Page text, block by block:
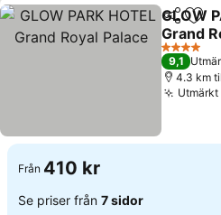
Dela
GLOW
Grand
Se priser
4 Stjärnor
9,1
4.3 km
Från 410 kr
Se priser från 7 sidor